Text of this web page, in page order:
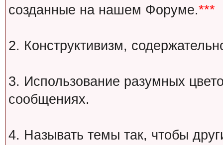
созданные на нашем Форуме.***
2. Конструктивизм,
3. Использование разумных
сообщениях.
4. Называть темы так, чтобы